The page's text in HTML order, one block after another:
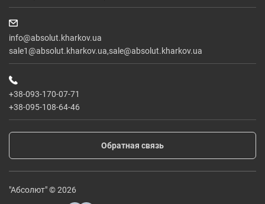
info@absolut.kharkov.ua
sale1@absolut.kharkov.ua,sale@absolut.kharkov.ua
+38-093-170-07-71
+38-095-108-64-46
Обратная связь
"Абсолют" © 2026